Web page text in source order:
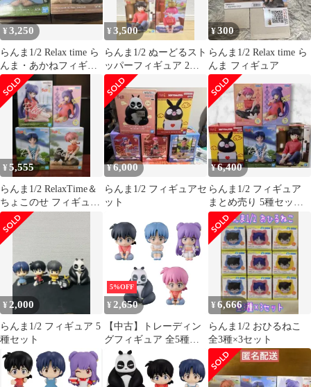
¥3,250
らんま1/2 Relax time ら
んま・あかねフィギュ
アセット
¥3,500
らんま1/2 ぬーどるスト
ッパーフィギュア 2種
セット
¥300
らんま1/2 Relax time ら
んま フィギュア
¥5,555
らんま1/2 RelaxTime＆
ちょこのせ フィギュア
4体セット
¥6,000
らんま1/2 フィギュアセ
ット
¥6,400
らんま1/2 フィギュア
まとめ売り 5種セット
未開封
¥ 2,000
らんま1/2 フィギュア 5
種セット
5%OFF
¥ 2,650
【中古】トレーディン
グフィギュア 全5種セ
ット 「らんま1/2 まち
ぼうけ ～みるきーから
ー～」
¥6,666
らんま1/2 おひるねこ
全3種×3セット